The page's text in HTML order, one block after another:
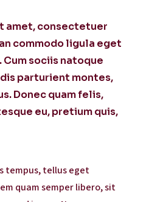
amet, consectetuer
commodo ligula eget
Cum sociis natoque
parturient montes,
Donec quam felis,
eu, pretium quis,
tempus, tellus eget
quam semper libero, sit